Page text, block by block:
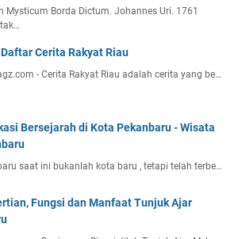
Mysticum Borda Dictum. Johannes Uri. 1761
Cerita Rakyat Riau
- Cerita Rakyat Riau adalah cerita yang be…
Bersejarah di Kota Pekanbaru - Wisata
saat ini bukanlah kota baru , tetapi telah terbe…
Fungsi dan Manfaat Tunjuk Ajar